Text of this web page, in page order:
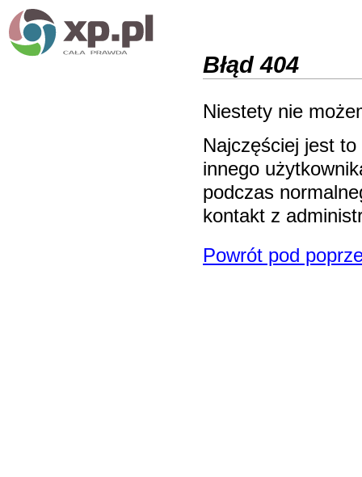
Błąd 404
Niestety nie
Najczęściej jest
innego
podczas
kontakt z
Powrót pod